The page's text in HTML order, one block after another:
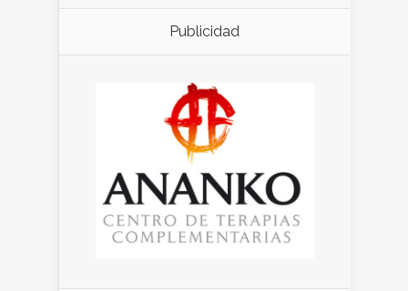
Publicidad